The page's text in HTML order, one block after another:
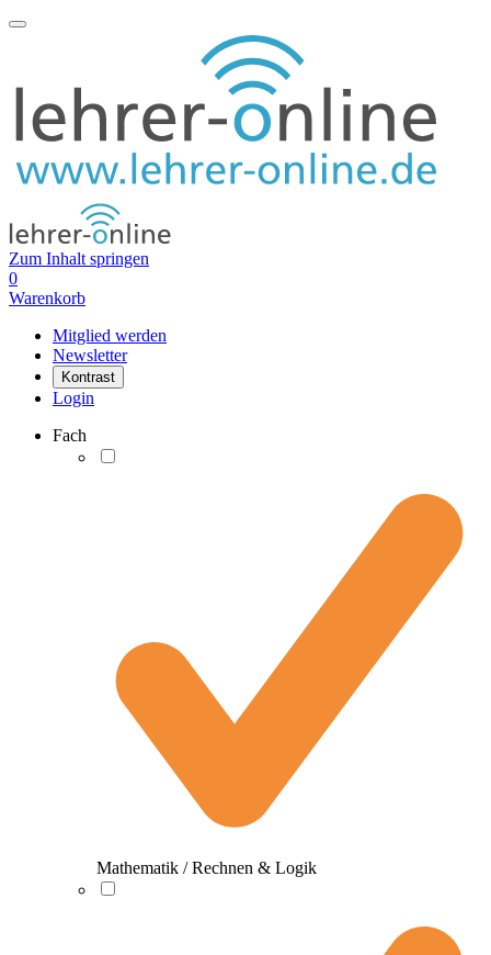
Zum Inhalt springen
0
Warenkorb
Mitglied werden
Newsletter
Kontrast
Login
Fach
Mathematik / Rechnen & Logik